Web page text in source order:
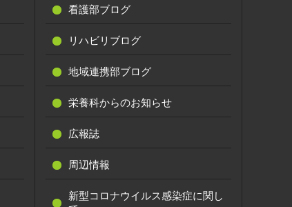
看護部ブログ
リハビリブログ
地域連携部ブログ
栄養科からのお知らせ
広報誌
周辺情報
新型コロナウイルス感染症に関し